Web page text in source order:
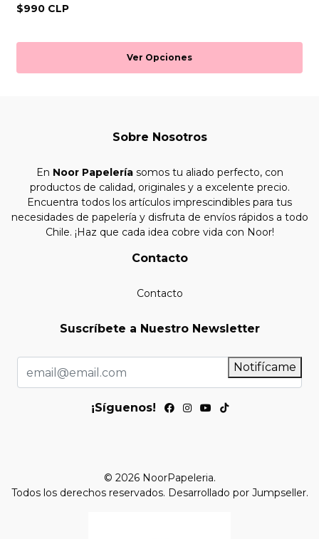
$990 CLP
Ver Opciones
Sobre Nosotros
En Noor Papeleríasomos tu aliado perfecto, con
productos de calidad, originales y a excelente precio.
Encuentra todos los artículos imprescindibles para tus
necesidades de papelería y disfruta de envíos rápidos a todo
Chile. ¡Haz que cada idea cobre vida con Noor!
Contacto
Contacto
Suscríbete a Nuestro Newsletter
Notifícame
¡Síguenos!
© 2026 NoorPapeleria.
Todos los derechos reservados. Desarrollado por Jumpseller.